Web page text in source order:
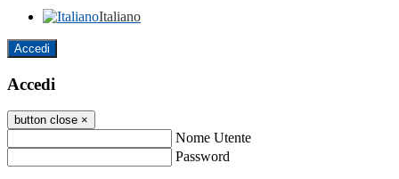
Italiano
Accedi
Accedi
button close ×
Nome Utente
Password